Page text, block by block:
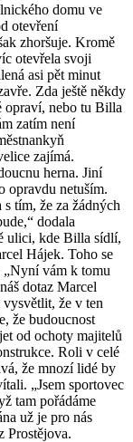
domu ve
otevření
zhoršuje. Kromě
otevřela svoji
asi pět minut
Zda ještě někdy
opraví, nebo tu Billa
zatím není
zajímá.
herna. Jiní
opravdu netuším.
tím, že za žádných
dodala
ulici, kde Billa sídlí,
Hájek. Toho se
„Nyní vám k tomu
dotaz Marcel
že v ten
že budoucnost
od ochoty majitelů
Roli v celé
že mnozí lidé by
„Jsem sportovec
tam pořádáme
už je pro nás
Prostějova.